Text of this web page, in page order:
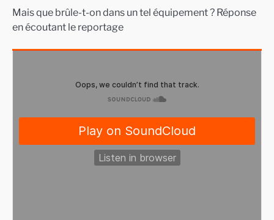
Mais que brûle-t-on dans un tel équipement ? Réponse
en écoutant le reportage